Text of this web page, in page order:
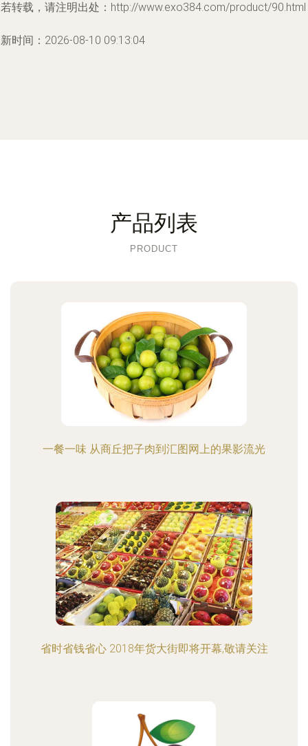
转载，请注明出处：http://www.exo384.com/product/90.html
时间：2026-08-10 09:13:04
产品列表
PRODUCT
一餐一味 从商丘把子肉到汇图网上的果影流光
省时省钱省心 2018年货大街即将开幕,敬请关注